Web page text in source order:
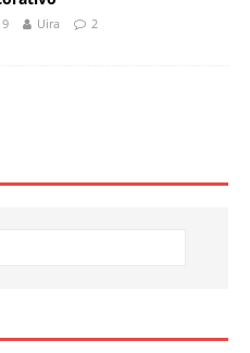
Uira 2